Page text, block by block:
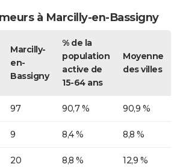
à Marcilly-en-Bassigny
Marcilly-
en-
Bassigny
% de la
population
active de
15-64 ans
Moyenne
des villes
97 90,7 % 90,9 %
9 8,4 % 8,8 %
20 8,8 % 12,9 %